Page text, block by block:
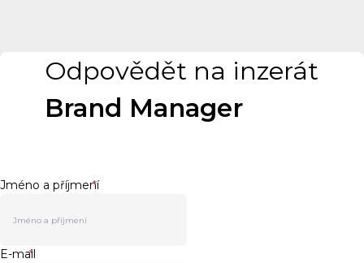
Odpovědět na inzerát
Brand Manager
Jméno a příjmení
*
E-mail
*